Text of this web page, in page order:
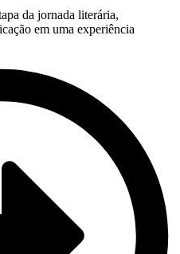
da jornada literária,
em uma experiência